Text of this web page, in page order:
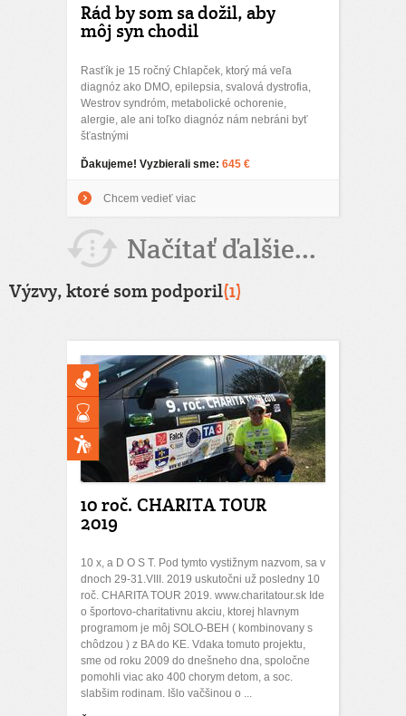
Rád by som sa dožil, aby
môj syn chodil
Rasťík je 15 ročný Chlapček, ktorý má veľa
diagnóz ako DMO, epilepsia, svalová dystrofia,
Westrov syndróm, metabolické ochorenie,
alergie, ale ani toľko diagnóz nám nebráni byť
šťastnými
Ďakujeme! Vyzbierali sme: 645 €
Chcem vedieť viac
Načítať ďalšie...
Výzvy, ktoré som podporil(1)
10 roč. CHARITA TOUR
2019
10 x, a D O S T. Pod tymto vystižnym nazvom, sa v
dnoch 29-31.VIII. 2019 uskutočni už posledny 10
roč. CHARITA TOUR 2019. www.charitatour.sk Ide
o športovo-charitativnu akciu, ktorej hlavnym
programom je môj SOLO-BEH ( kombinovany s
chôdzou ) z BA do KE. Vdaka tomuto projektu,
sme od roku 2009 do dnešneho dna, spoločne
pomohli viac ako 400 chorym detom, a soc.
slabšim rodinam. Išlo vačšinou o ...